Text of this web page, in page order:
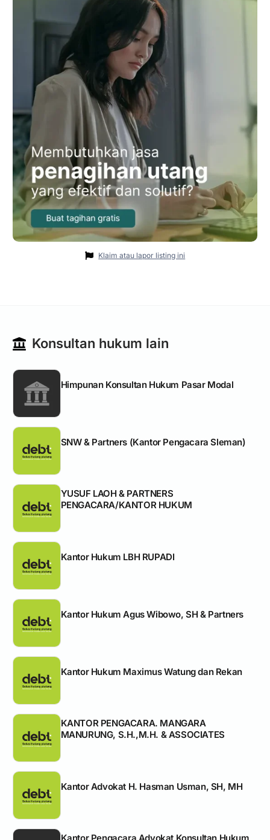
Klaim atau lapor listing ini
Konsultan hukum lain
Himpunan Konsultan Hukum Pasar Modal
SNW & Partners (Kantor Pengacara Sleman)
YUSUF LAOH & PARTNERS
PENGACARA/KANTOR HUKUM
Kantor Hukum LBH RUPADI
Kantor Hukum Agus Wibowo, SH & Partners
Kantor Hukum Maximus Watung dan Rekan
KANTOR PENGACARA. MANGARA
MANURUNG, S.H.,M.H. & ASSOCIATES
Kantor Advokat H. Hasman Usman, SH, MH